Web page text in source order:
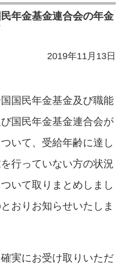
年金基金連合会の年金
2019年11月13日
国民年金基金及び職能
国民年金基金連合会が
いて、受給年齢に達し
行っていない方の状況
いて取りまとめしまし
おりお知らせいたしま
実にお受け取りいただ